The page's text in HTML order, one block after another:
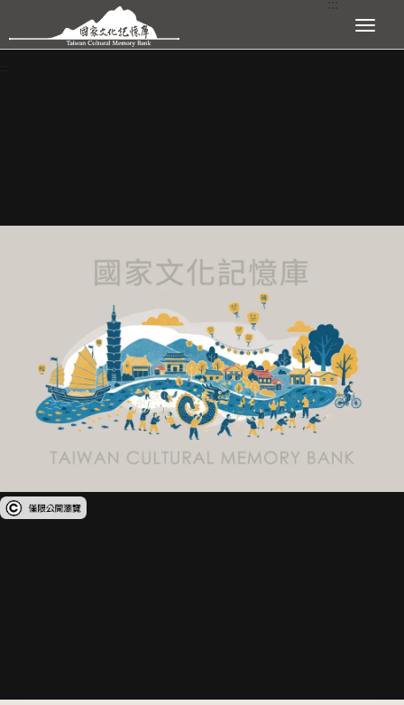
跳到主要內容區塊 展開選單
:::
受著作權法保護-僅限於本平台有限度公開瀏覽